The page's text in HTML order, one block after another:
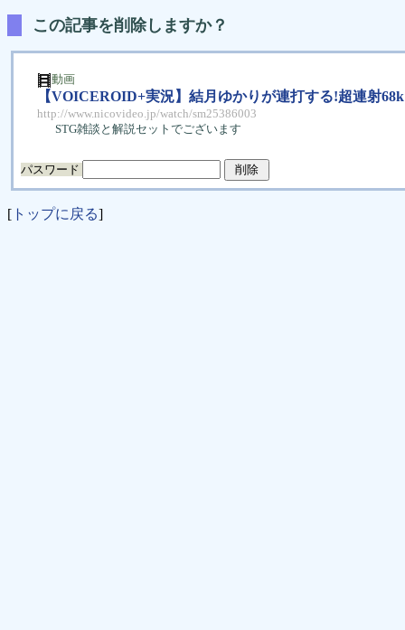
この記事を削除しますか？
動画
【VOICEROID+実況】結月ゆかりが連打する!超連射
http://www.nicovideo.jp/watch/sm25386003
STG雑談と解説セットでございます
パスワード
[ トップに戻る]